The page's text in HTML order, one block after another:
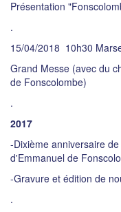
Présentation
.
15/04/2018 10h30
Grand Messe (avec du
de Fonscolombe)
.
2017
-Dixième anniversaire
d'Emmanuel de
-Gravure et édition de
.